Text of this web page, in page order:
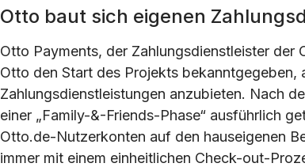
Otto baut sich eigenen
Otto Payments, der Zahlungsdienstleister
Otto den Start des Projekts
Zahlungsdienstleistungen anzubieten. Nach
einer „Family-&-Friends-Phase“ ausführlich
Otto.de-Nutzerkonten auf den hauseigenen
immer mit einem einheitlichen Check-out-